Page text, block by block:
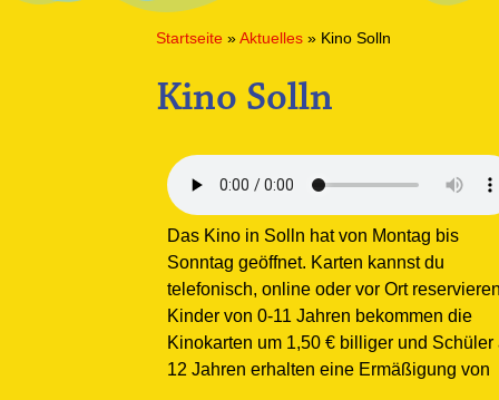
Startseite »Aktuelles » Kino Solln
Kino Solln
Das Kino in Solln hat von Montag bis
Sonntag geöffnet. Karten kannst du
telefonisch, online oder vor Ort
Kinder von 0-11 Jahren bekommen die
Kinokarten um 1,50 € billiger und Schüler
12 Jahren erhalten eine Ermäßigung von